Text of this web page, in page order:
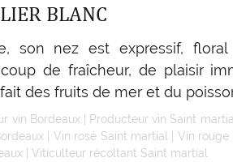
BLANC
son nez est expressif,
de fraîcheur, de plaisir
des fruits de mer et du
vin Bordeaux| Producteur vin Saint martial
| Vin rosé Saint martial Vin rouge
| Viticulteur récoltant Saint martial